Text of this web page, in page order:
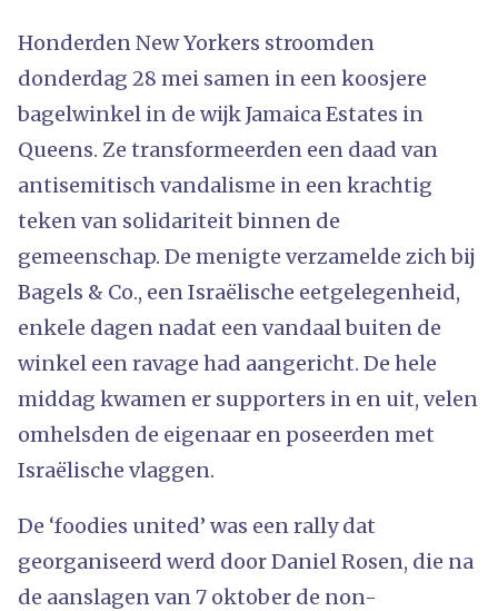
Honderden New Yorkers stroomden
donderdag 28 mei samen in een koosjere
bagelwinkel in de wijk Jamaica Estates in
Queens. Ze transformeerden een daad van
antisemitisch vandalisme in een krachtig
teken van solidariteit binnen de
gemeenschap. De menigte verzamelde zich bij
Bagels & Co., een Israëlische eetgelegenheid,
enkele dagen nadat een vandaal buiten de
winkel een ravage had aangericht. De hele
middag kwamen er supporters in en uit, velen
omhelsden de eigenaar en poseerden met
Israëlische vlaggen.
De ‘foodies united’ was een rally dat
georganiseerd werd door Daniel Rosen, die na
de aanslagen van 7 oktober de non-